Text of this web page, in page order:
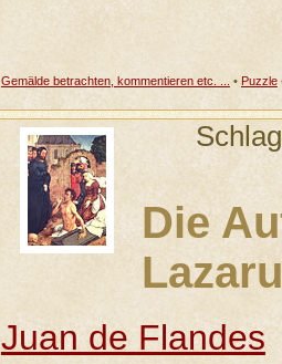
Gemälde betrachten, kommentieren etc. ... • Puzzle
Die
Juan de Flandes